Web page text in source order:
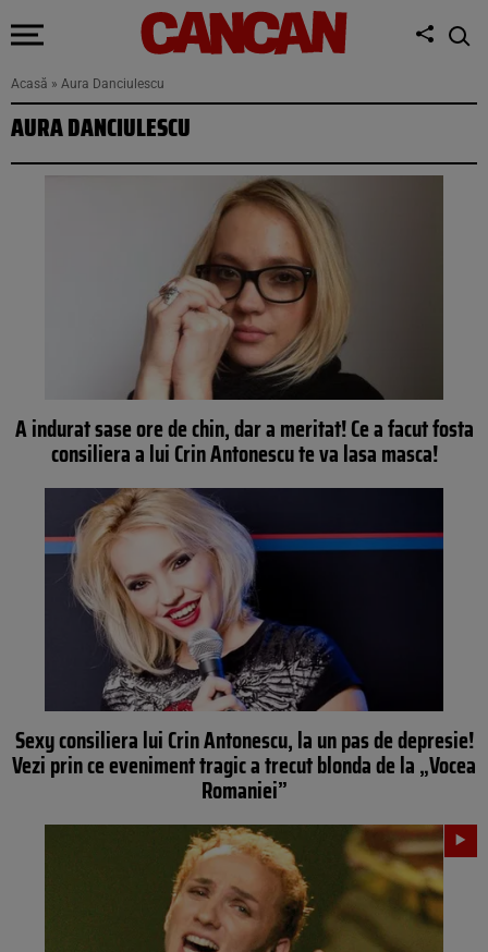
Acasă » Aura Danciulescu
AURA DANCIULESCU
A indurat sase ore de chin, dar a meritat! Ce a facut fosta
consiliera a lui Crin Antonescu te va lasa masca!
Sexy consiliera lui Crin Antonescu, la un pas de depresie!
Vezi prin ce eveniment tragic a trecut blonda de la „Vocea
Romaniei”